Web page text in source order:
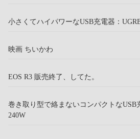
小さくてハイパワーなUSB充電器：
映画 ちいかわ
EOS R3 販売終了、してた。
巻き取り型で絡まないコンパクトなUSB
240W